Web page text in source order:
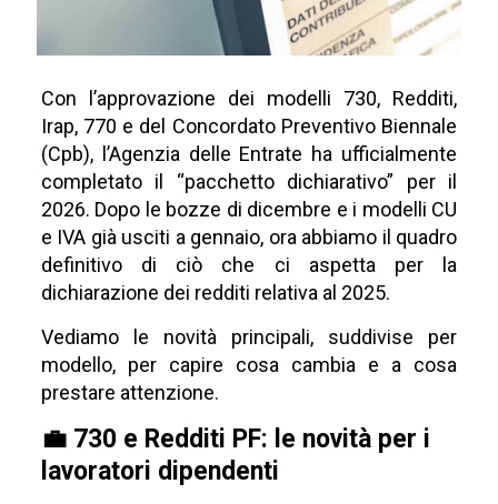
Con l’approvazione dei modelli 730, Redditi,
Irap, 770 e del Concordato Preventivo Biennale
(Cpb), l’Agenzia delle Entrate ha ufficialmente
completato il “pacchetto dichiarativo” per il
2026. Dopo le bozze di dicembre e i modelli CU
e IVA già usciti a gennaio, ora abbiamo il quadro
definitivo di ciò che ci aspetta per la
dichiarazione dei redditi relativa al 2025.
Vediamo le novità principali, suddivise per
modello, per capire cosa cambia e a cosa
prestare attenzione.
💼 730 e Redditi PF: le novità per i
lavoratori dipendenti